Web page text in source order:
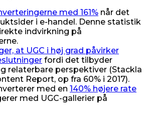
med 161% når det
i e-handel. Denne statistik
indvirkning på
at UGC i høj grad påvirker
fordi det tilbyder
relaterbare perspektiver (Stackla
Report, op fra 60% i 2017).
med en 140% højere rate
med UGC-gallerier på